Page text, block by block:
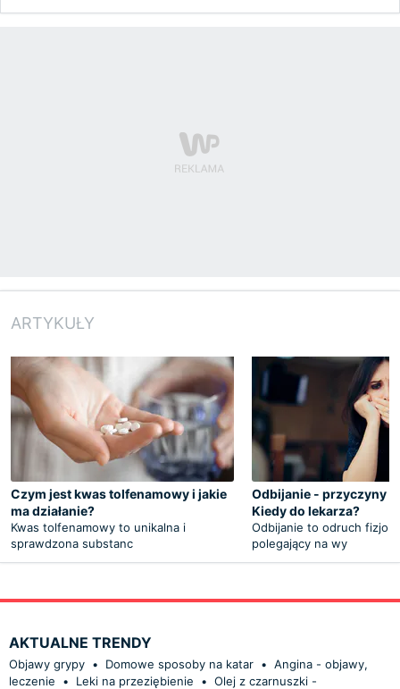
ARTYKUŁY
Czym jest kwas tolfenamowy i jakie
ma działanie?
Kwas tolfenamowy to unikalna i
sprawdzona substanc
Odbijanie - przyczyny i
Kiedy do lekarza?
Odbijanie to odruch
polegający na wy
AKTUALNE TRENDY
Objawy grypy • Domowe sposoby na katar • Angina - objawy,
leczenie
• Leki na przeziębienie • Olej z czarnuszki -